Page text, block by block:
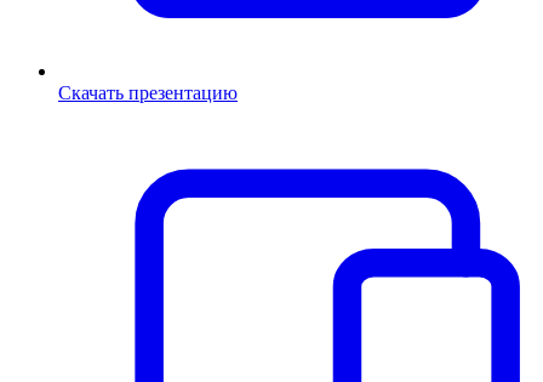
Скачать презентацию